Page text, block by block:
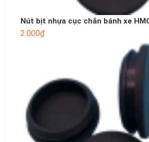
Nút bịt nhựa cục chắn bánh xe
2.000₫